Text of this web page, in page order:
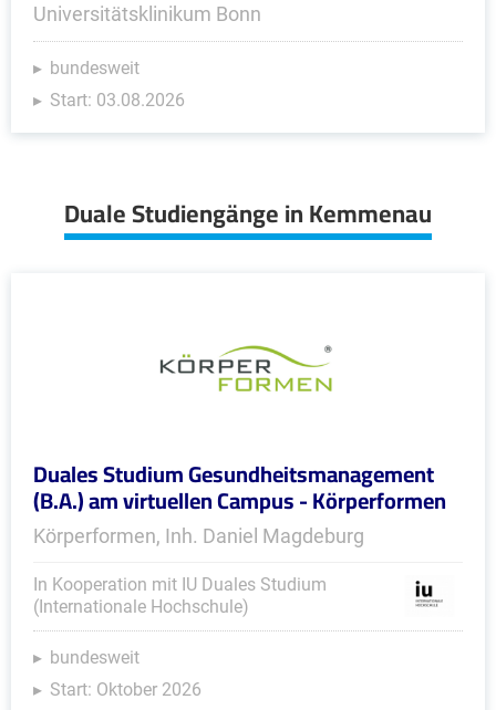
Universitätsklinikum Bonn
bundesweit
Start: 03.08.2026
Duale Studiengänge in Kemmenau
Duales Studium Gesundheitsmanagement
(B.A.) am virtuellen Campus - Körperformen
Körperformen, Inh. Daniel Magdeburg
In Kooperation mit IU Duales Studium
(Internationale Hochschule)
bundesweit
Start: Oktober 2026